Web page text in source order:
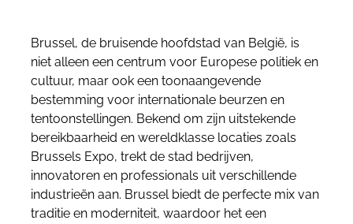
Brussel, de bruisende hoofdstad van België, is
niet alleen een centrum voor Europese politiek en
cultuur, maar ook een toonaangevende
bestemming voor internationale beurzen en
tentoonstellingen. Bekend om zijn uitstekende
bereikbaarheid en wereldklasse locaties zoals
Brussels Expo, trekt de stad bedrijven,
innovatoren en professionals uit verschillende
industrieën aan. Brussel biedt de perfecte mix van
traditie en moderniteit, waardoor het een